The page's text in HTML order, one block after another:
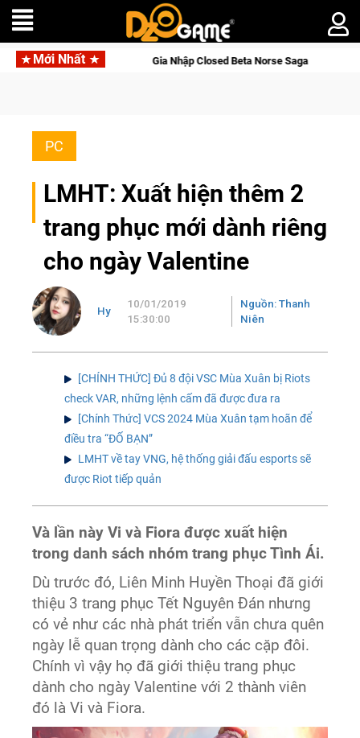
Mới Nhất Gia Nhập Closed Beta Norse Saga: Cửu Giới Thức Tỉnh,
PC
LMHT: Xuất hiện thêm 2
trang phục mới dành riêng
cho ngày Valentine
Hy
10/01/2019
15:30:00
Nguồn: Thanh
Niên
[CHÍNH THỨC] Đủ 8 đội VSC Mùa Xuân bị Riots
check VAR, những lệnh cấm đã được đưa ra
[Chính Thức] VCS 2024 Mùa Xuân tạm hoãn để
điều tra “ĐỐ BẠN”
LMHT về tay VNG, hệ thống giải đấu esports sẽ
được Riot tiếp quản
Và lần này Vi và Fiora được xuất hiện
trong danh sách nhóm trang phục Tình Ái.
Dù trước đó, Liên Minh Huyền Thoại đã giới
thiệu 3 trang phục Tết Nguyên Đán nhưng
có vẻ như các nhà phát triển vẫn chưa quên
ngày lễ quan trọng dành cho các cặp đôi.
Chính vì vậy họ đã giới thiệu trang phục
dành cho ngày Valentine với 2 thành viên
đó là Vi và Fiora.